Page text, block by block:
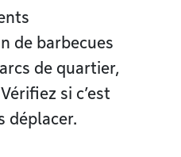
de barbecues
de quartier,
si c’est
déplacer.